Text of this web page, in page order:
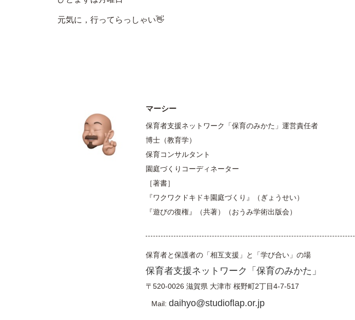
元気に，行ってらっしゃい👋
マーシー
保育者支援ネットワーク「保育のみかた」運営責任者
博士（教育学）
保育コンサルタント
園庭づくりコーディネーター
［著書］
『ワクワクドキドキ園庭づくり』（ぎょうせい）
『遊びの復権』（共著）（おうみ学術出版会）
保育者と保護者の「相互支援」と「学び合い」の場
保育者支援ネットワーク「保育のみかた」
〒520-0026 滋賀県 大津市 桜野町2丁目4-7-517
Mail:daihyo@studioflap.or.jp